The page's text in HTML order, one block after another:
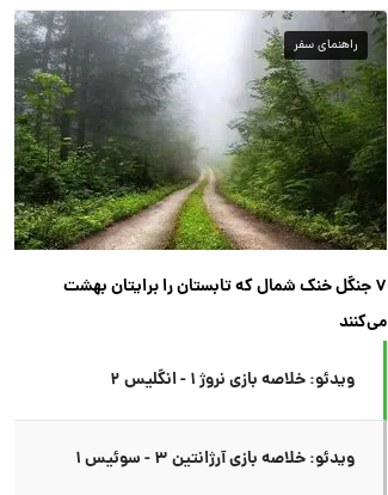
راهنمای سفر
۷ جنگل خنک شمال که تابستان را برایتان بهشت
می‌کنند
ویدئو: خلاصه بازی نروژ ۱ - انگلیس ۲
ویدئو: خلاصه بازی آرژانتین ۳ - سوئیس ۱